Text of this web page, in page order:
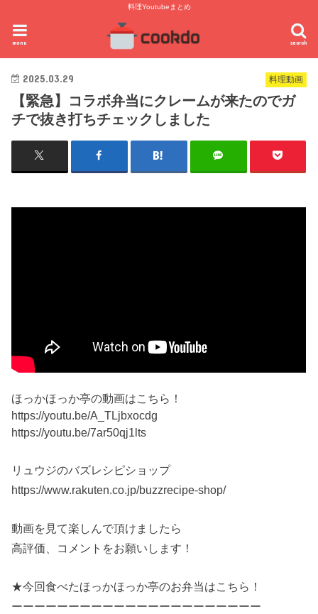
料理Youtubeまとめ
search
menu
料理動画
2025.03.29
【緊急】コラボ弁当にクレームが来たのでガ
チで抜き打ちチェックしました
ほっかほっか亭の動画はこちら！
https://youtu.be/A_TLjbxocdg
https://youtu.be/7ar50qj1lts
リュウジのバズレシピショップ
https://www.rakuten.co.jp/buzzrecipe-shop/
動画を見て楽しんで頂けましたら
高評価、コメントをお願いします！
★今回食べたほっかほっか亭のお弁当はこちら！
ーーーーーーーーーーーーーーーーーーーーーー